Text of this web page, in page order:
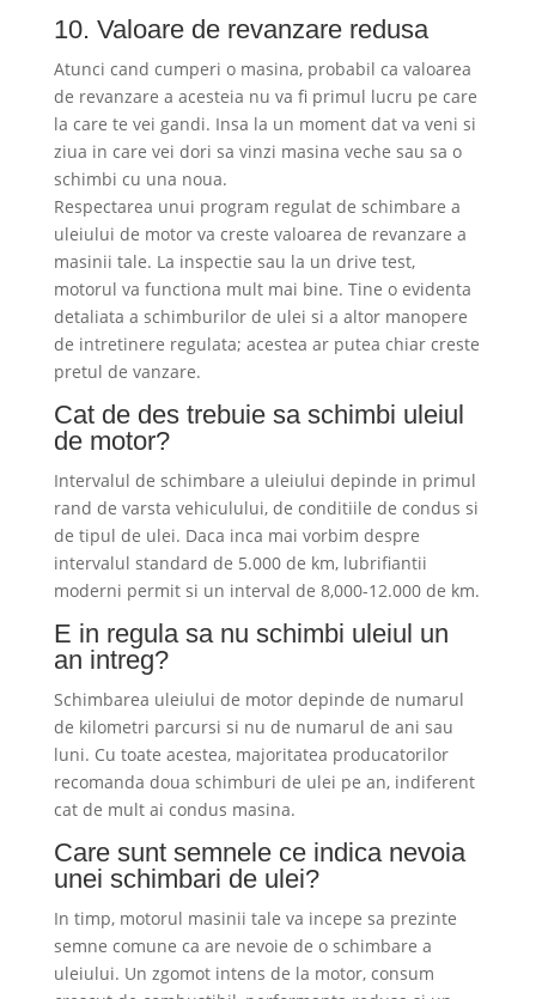
10. Valoare de revanzare redusa
Atunci cand cumperi o masina, probabil ca valoarea
de revanzare a acesteia nu va fi primul lucru pe care
la care te vei gandi. Insa la un moment dat va veni si
ziua in care vei dori sa vinzi masina veche sau sa o
schimbi cu una noua.
Respectarea unui program regulat de schimbare a
uleiului de motor va creste valoarea de revanzare a
masinii tale. La inspectie sau la un drive test,
motorul va functiona mult mai bine. Tine o evidenta
detaliata a schimburilor de ulei si a altor manopere
de intretinere regulata; acestea ar putea chiar creste
pretul de vanzare.
Cat de des trebuie sa schimbi uleiul
de motor?
Intervalul de schimbare a uleiului depinde in primul
rand de varsta vehiculului, de conditiile de condus si
de tipul de ulei. Daca inca mai vorbim despre
intervalul standard de 5.000 de km, lubrifiantii
moderni permit si un interval de 8,000-12.000 de km.
E in regula sa nu schimbi uleiul un
an intreg?
Schimbarea uleiului de motor depinde de numarul
de kilometri parcursi si nu de numarul de ani sau
luni. Cu toate acestea, majoritatea producatorilor
recomanda doua schimburi de ulei pe an, indiferent
cat de mult ai condus masina.
Care sunt semnele ce indica nevoia
unei schimbari de ulei?
In timp, motorul masinii tale va incepe sa prezinte
semne comune ca are nevoie de o schimbare a
uleiului. Un zgomot intens de la motor, consum